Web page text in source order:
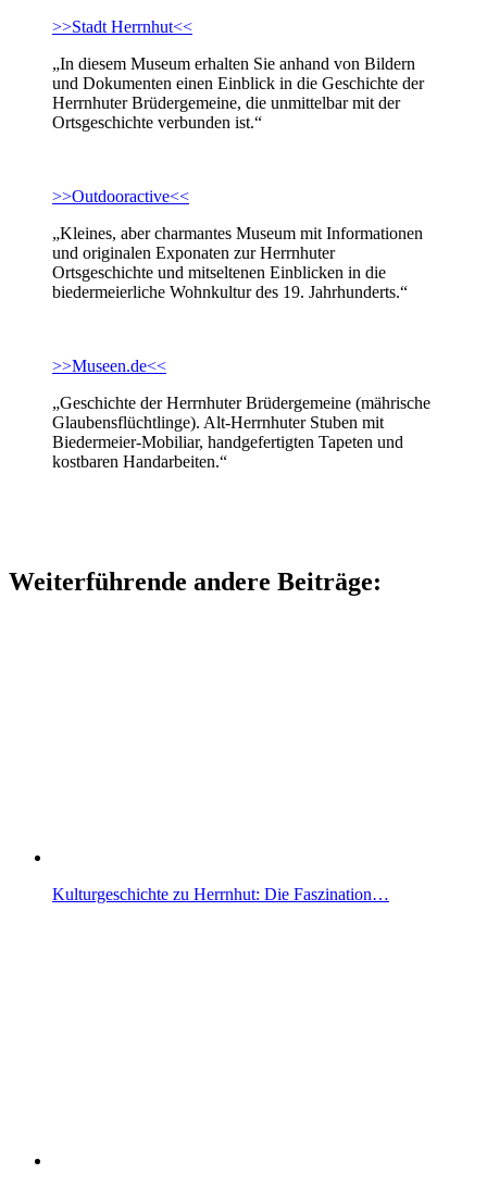
>>Stadt Herrnhut<<
„In diesem Museum erhalten Sie anhand von Bildern
und Dokumenten einen Einblick in die Geschichte der
Herrnhuter Brüdergemeine, die unmittelbar mit der
Ortsgeschichte verbunden ist.“
>>Outdooractive<<
„Kleines, aber charmantes Museum mit Informationen
und originalen Exponaten zur Herrnhuter
Ortsgeschichte und mitseltenen Einblicken in die
biedermeierliche Wohnkultur des 19. Jahrhunderts.“
>>Museen.de<<
„Geschichte der Herrnhuter Brüdergemeine (mährische
Glaubensflüchtlinge). Alt-Herrnhuter Stuben mit
Biedermeier-Mobiliar, handgefertigten Tapeten und
kostbaren Handarbeiten.“
Weiterführende andere Beiträge:
Kulturgeschichte zu Herrnhut: Die Faszination…